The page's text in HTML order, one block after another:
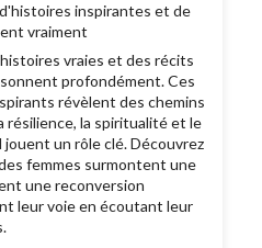
inspirantes et de
vraiment
vraies et des récits
profondément. Ces
révèlent des chemins
résilience, la spiritualité et le
un rôle clé. Découvrez
femmes surmontent une
une reconversion
leur voie en écoutant leur